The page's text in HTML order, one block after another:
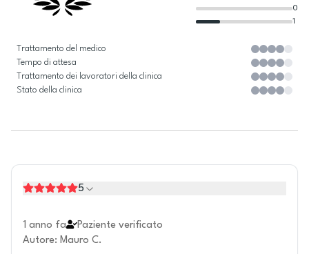
1
0
Trattamento del medico
Tempo di attesa
Trattamento dei lavoratori della clinica
Stato della clinica
5
1 anno fa
Paziente verificato
Autore: Mauro C.